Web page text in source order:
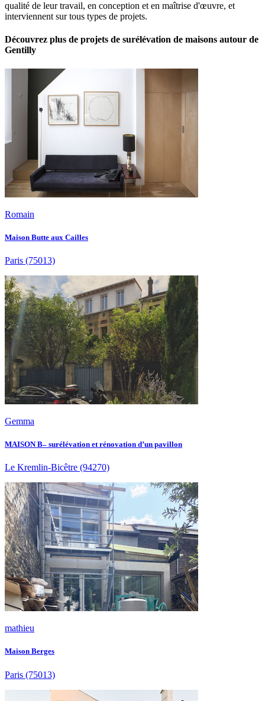
qualité de leur travail, en conception et en maîtrise d'œuvre, et
interviennent sur tous types de projets.
Découvrez plus de projets de surélévation de maisons autour de
Gentilly
Romain
Maison Butte aux Cailles
Paris (75013)
Gemma
MAISON B– surélévation et rénovation d’un pavillon
Le Kremlin-Bicêtre (94270)
mathieu
Maison Berges
Paris (75013)